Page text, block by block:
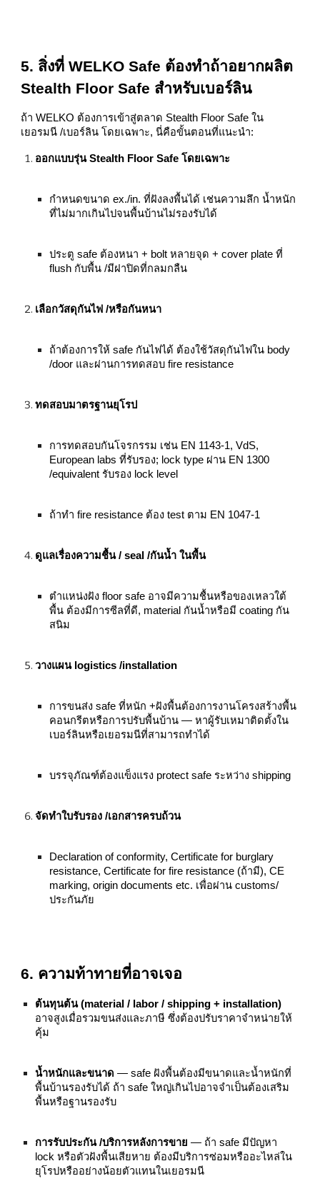
5. สิ่งที่ WELKO Safe ต้องทำถ้าอยากผลิต
Stealth Floor Safe สำหรับเบอร์ลิน
ถ้า WELKO ต้องการเข้าสู่ตลาด Stealth Floor Safe ใน
เยอรมนี /เบอร์ลิน โดยเฉพาะ, นี่คือขั้นตอนที่แนะนำ:
ออกแบบรุ่น Stealth Floor Safe โดยเฉพาะ
กำหนดขนาด ex./in. ที่ฝังลงพื้นได้ เช่นความลึก น้ำหนัก
ที่ไม่มากเกินไปจนพื้นบ้านไม่รองรับได้
ประตู safe ต้องหนา + bolt หลายจุด + cover plate ที่
flush กับพื้น /มีฝาปิดที่กลมกลืน
เลือกวัสดุกันไฟ /หรือกันหนา
ถ้าต้องการให้ safe กันไฟได้ ต้องใช้วัสดุกันไฟใน body
/door และผ่านการทดสอบ fire resistance
ทดสอบมาตรฐานยุโรป
การทดสอบกันโจรกรรม เช่น EN 1143‑1, VdS,
European labs ที่รับรอง; lock type ผ่าน EN 1300
/equivalent รับรอง lock level
ถ้าทำ fire resistance ต้อง test ตาม EN 1047‑1
ดูแลเรื่องความชื้น / seal /กันน้ำ ในพื้น
ตำแหน่งฝัง floor safe อาจมีความชื้นหรือของเหลวใต้
พื้น ต้องมีการซีลที่ดี, material กันน้ำหรือมี coating กัน
สนิม
วางแผน logistics /installation
การขนส่ง safe ที่หนัก +ฝังพื้นต้องการงานโครงสร้างพื้น
คอนกรีตหรือการปรับพื้นบ้าน — หาผู้รับเหมาติดตั้งใน
เบอร์ลินหรือเยอรมนีที่สามารถทำได้
บรรจุภัณฑ์ต้องแข็งแรง protect safe ระหว่าง shipping
จัดทำใบรับรอง /เอกสารครบถ้วน
Declaration of conformity, Certificate for burglary
resistance, Certificate for fire resistance (ถ้ามี), CE
marking, origin documents etc. เพื่อผ่าน customs/
ประกันภัย
6. ความท้าทายที่อาจเจอ
ต้นทุนต้น (material / labor / shipping + installation)
อาจสูงเมื่อรวมขนส่งและภาษี ซึ่งต้องปรับราคาจำหน่ายให้
คุ้ม
น้ำหนักและขนาด — safe ฝังพื้นต้องมีขนาดและน้ำหนักที่
พื้นบ้านรองรับได้ ถ้า safe ใหญ่เกินไปอาจจำเป็นต้องเสริม
พื้นหรือฐานรองรับ
การรับประกัน /บริการหลังการขาย — ถ้า safe มีปัญหา
lock หรือตัวฝังพื้นเสียหาย ต้องมีบริการซ่อมหรืออะไหล่ใน
ยุโรปหรืออย่างน้อยตัวแทนในเยอรมนี